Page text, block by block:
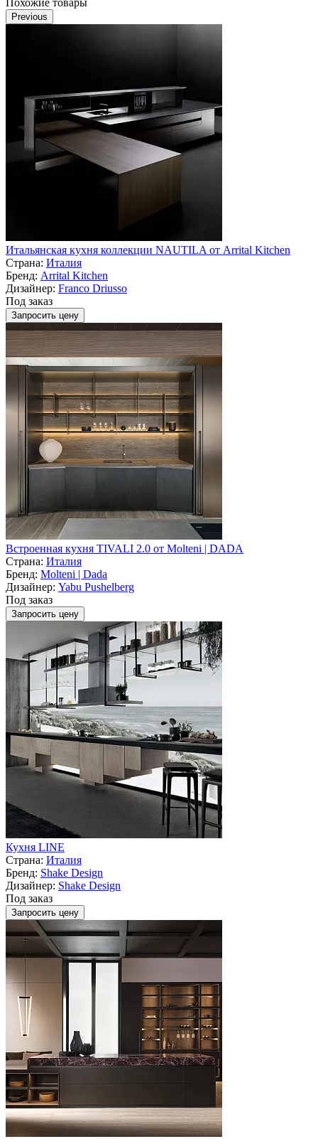
Похожие товары
Previous
Итальянская кухня коллекции NAUTILA от Arrital Kitchen
Страна: Италия
Бренд: Arrital Kitchen
Дизайнер: Franco Driusso
Под заказ
Запросить цену
Встроенная кухня TIVALI 2.0 от Molteni | DADA
Страна: Италия
Бренд: Molteni | Dada
Дизайнер: Yabu Pushelberg
Под заказ
Запросить цену
Кухня LINE
Страна: Италия
Бренд: Shake Design
Дизайнер: Shake Design
Под заказ
Запросить цену